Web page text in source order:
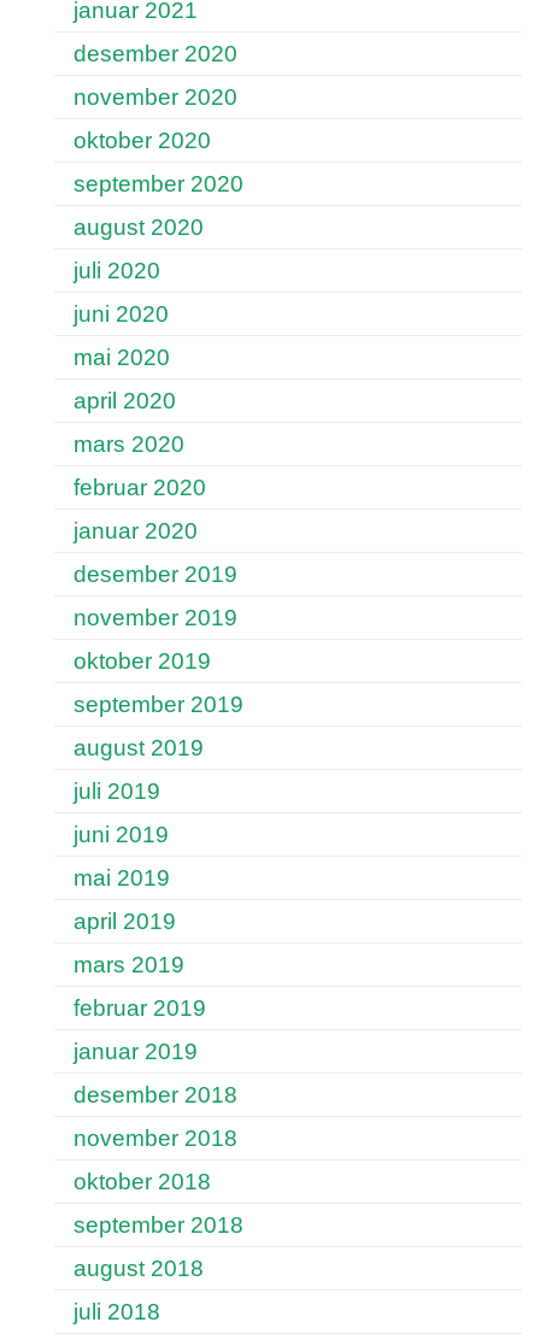
januar 2021
desember 2020
november 2020
oktober 2020
september 2020
august 2020
juli 2020
juni 2020
mai 2020
april 2020
mars 2020
februar 2020
januar 2020
desember 2019
november 2019
oktober 2019
september 2019
august 2019
juli 2019
juni 2019
mai 2019
april 2019
mars 2019
februar 2019
januar 2019
desember 2018
november 2018
oktober 2018
september 2018
august 2018
juli 2018